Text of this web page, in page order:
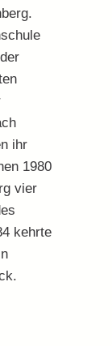
ihr
1980
vier
kehrte